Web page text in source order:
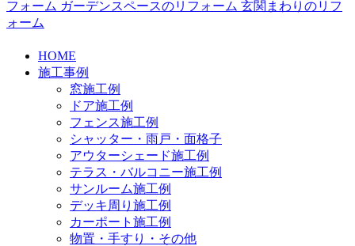
HOME
施工事例
窓施工例
ドア施工例
フェンス施工例
シャッター・雨戸・面格子
アウターシェード施工例
テラス・バルコニー施工例
サンルーム施工例
デッキ周り施工例
カーポート施工例
物置・手すり・その他